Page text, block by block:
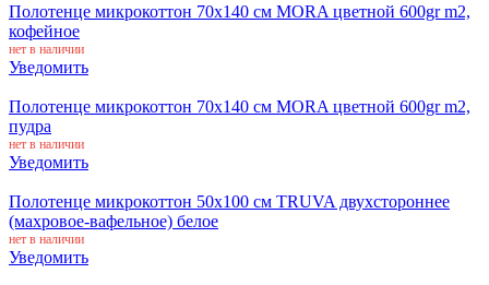
Полотенце микрокоттон 70x140 см MORA цветной 600gr m2,
кофейное
нет в наличии
Уведомить
Полотенце микрокоттон 70x140 см MORA цветной 600gr m2,
пудра
нет в наличии
Уведомить
Полотенце микрокоттон 50x100 см TRUVA двухстороннее
(махровое-вафельное) белое
нет в наличии
Уведомить